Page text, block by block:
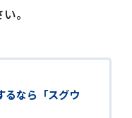
。
るなら「スグウ